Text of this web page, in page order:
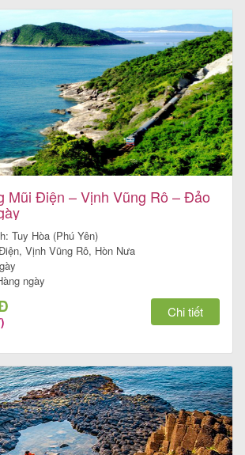
Mũi Điện – Vịnh Vũng Rô – Đảo
Tuy Hòa (Phú Yên)
Vịnh Vũng Rô, Hòn Nưa
ngày
Chi tiết